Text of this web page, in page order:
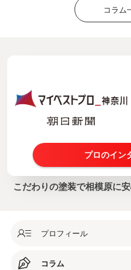
コラム
プロのイン
こだわりの塗装で相模原に
プロフィール
コラム